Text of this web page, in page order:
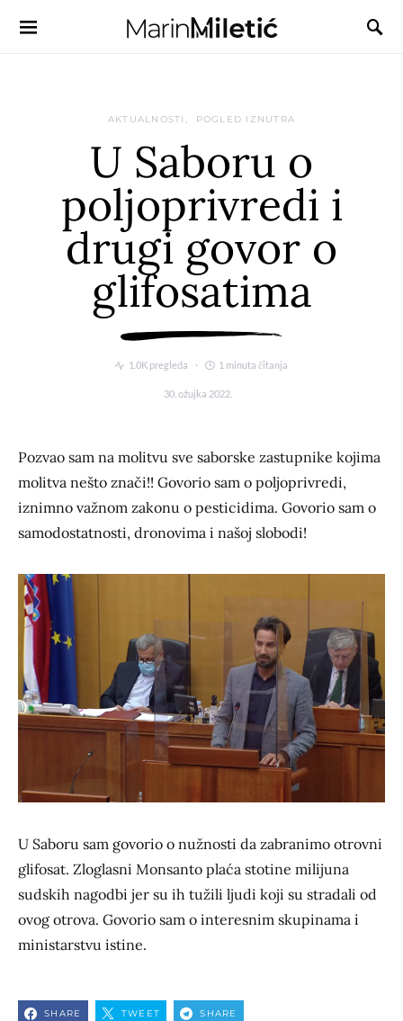
AKTUALNOSTI POGLED IZNUTRA
U Saboru o
poljoprivredi i
drugi govor o
glifosatima
1.0K pregleda 1 minuta čitanja
30. ožujka 2022.
Pozvao sam na molitvu sve saborske zastupnike kojima
molitva nešto znači!! Govorio sam o poljoprivredi,
iznimno važnom zakonu o pesticidima. Govorio sam o
samodostatnosti, dronovima i našoj slobodi!
U Saboru sam govorio o nužnosti da zabranimo otrovni
glifosat. Zloglasni Monsanto plaća stotine milijuna
sudskih nagodbi jer su ih tužili ljudi koji su stradali od
ovog otrova. Govorio sam o interesnim skupinama i
ministarstvu istine.
SHARE TWEET SHARE